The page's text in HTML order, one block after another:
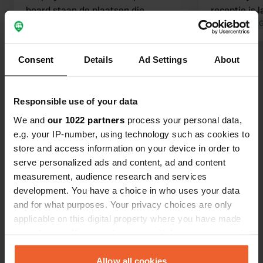
Consent Details Ad Settings About
Responsible use of your data
We and our 1022 partners process your personal data,
e.g. your IP-number, using technology such as cookies to
store and access information on your device in order to
serve personalized ads and content, ad and content
measurement, audience research and services
development. You have a choice in who uses your data
and for what purposes. Your privacy choices are only
applicable on this digital property where you have made
any time from the Cookie Declaration or by clicking on
the Privacy trigger icon.Allow all cookies
board staan de plaatsen die
betalen. De voorzieningen waren wat
receptie is
21:30 aan).
echter niet
Vertaald door
Bekijk alle 44 reviews
Ben jij hier geweest?
Contact
Locatie
IV56 8WZ, Verenigd Koninkrijk